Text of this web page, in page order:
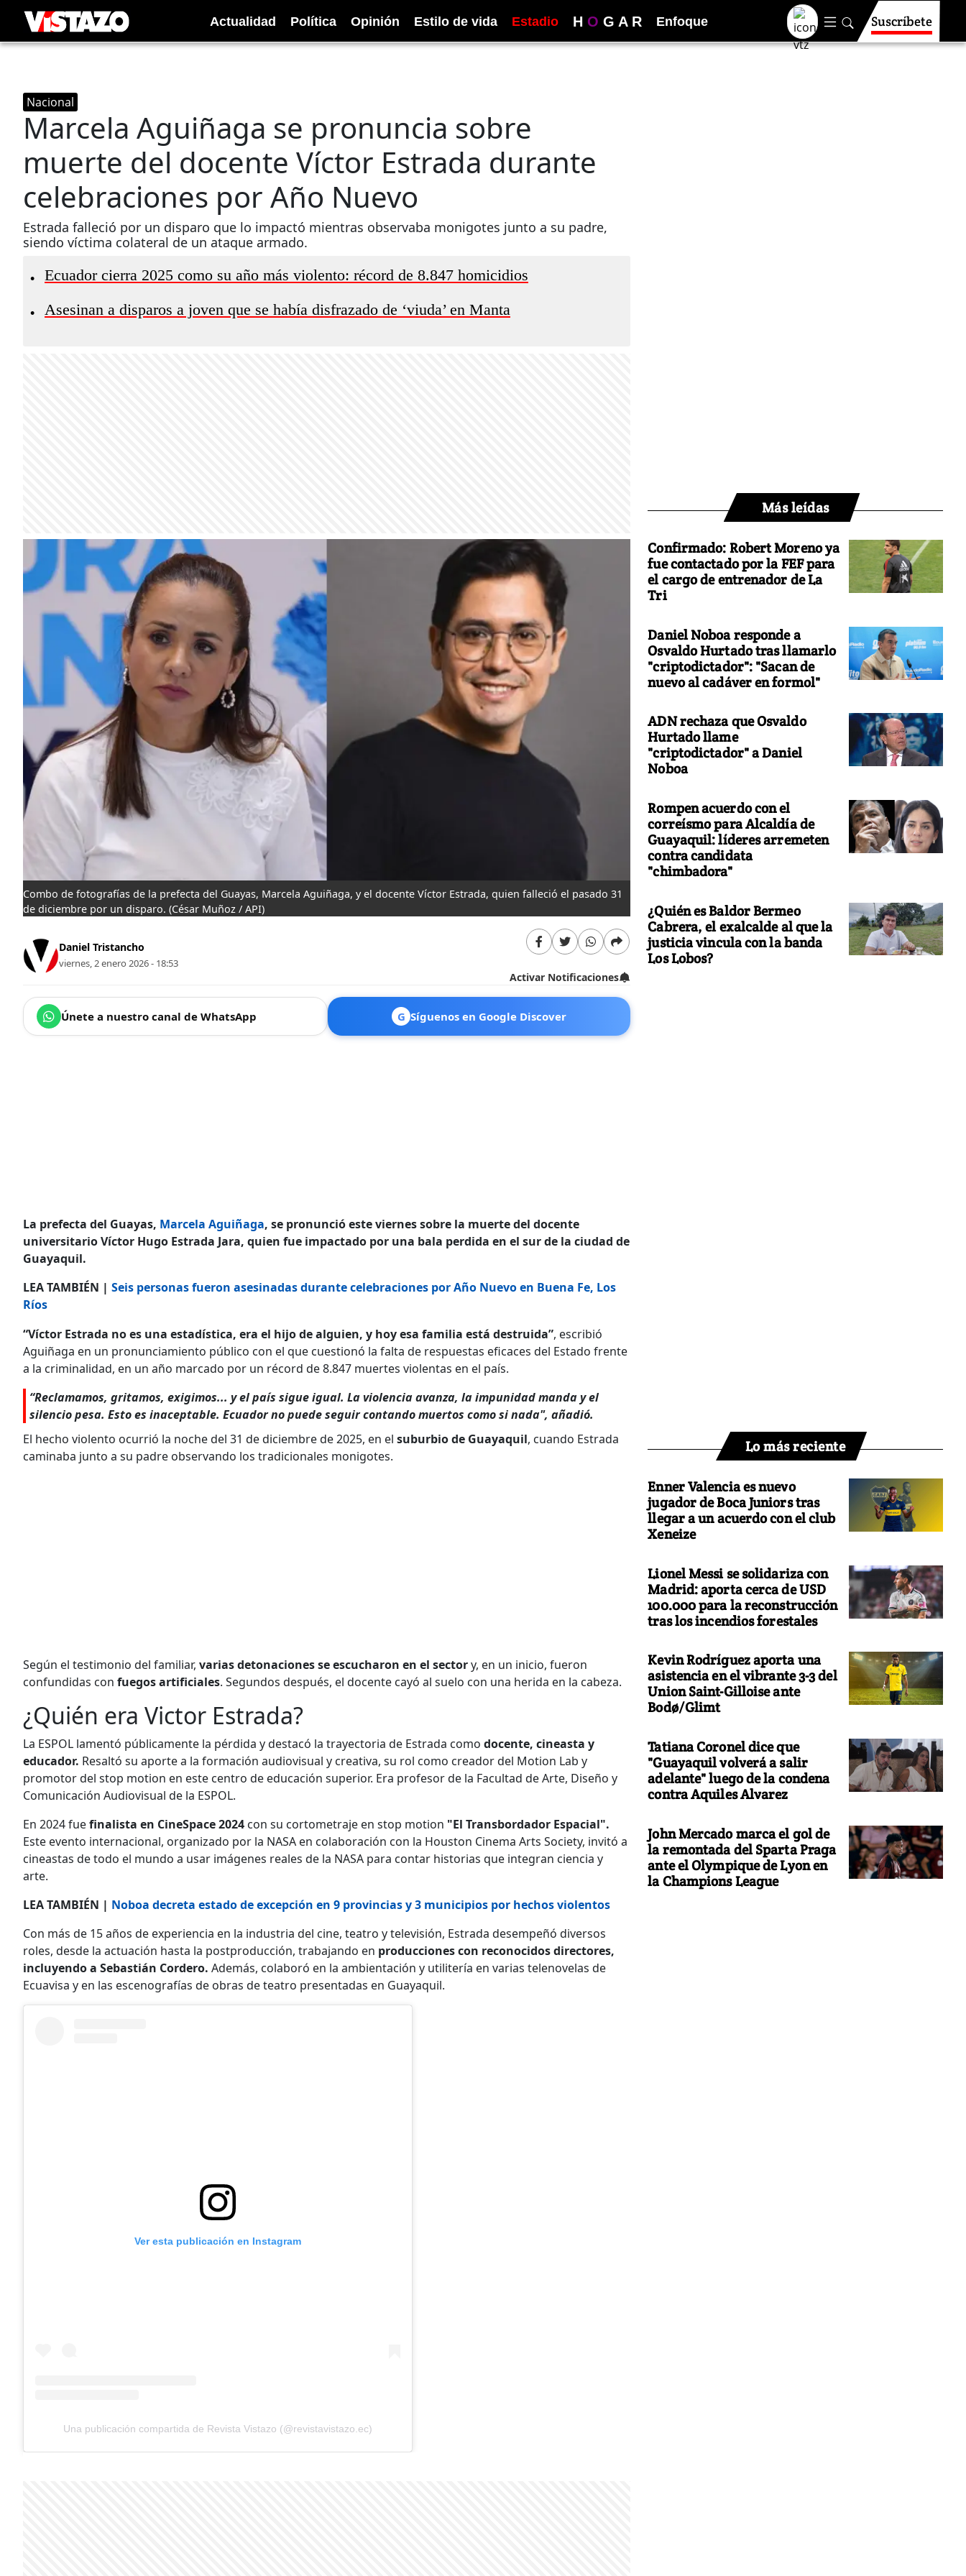
Actualidad Política Opinión Estilo de vida Estadio H O G A R Enfoque Suscríbete
Nacional
Marcela Aguiñaga se pronuncia sobre
muerte del docente Víctor Estrada durante
celebraciones por Año Nuevo
Estrada falleció por un disparo que lo impactó mientras observaba monigotes junto a su padre,
siendo víctima colateral de un ataque armado.
• Ecuador cierra 2025 como su año más violento: récord de 8.847 homicidios
• Asesinan a disparos a joven que se había disfrazado de ‘viuda’ en Manta
Combo de fotografías de la prefecta del Guayas, Marcela Aguiñaga, y el docente Víctor Estrada, quien falleció el pasado 31
de diciembre por un disparo. (César Muñoz / API)
Daniel Tristancho
viernes, 2 enero 2026 - 18:53
Activar Notificaciones
Únete a nuestro canal de WhatsApp G Síguenos en Google Discover
La prefecta del Guayas, Marcela Aguiñaga, se pronunció este viernes sobre la muerte del docente
universitario Víctor Hugo Estrada Jara, quien fue impactado por una bala perdida en el sur de la ciudad de
Guayaquil.
LEA TAMBIÉN | Seis personas fueron asesinadas durante celebraciones por Año Nuevo en Buena Fe, Los
Ríos
“Víctor Estrada no es una estadística, era el hijo de alguien, y hoy esa familia está destruida”, escribió
Aguiñaga en un pronunciamiento público con el que cuestionó la falta de respuestas eficaces del Estado frente
a la criminalidad, en un año marcado por un récord de 8.847 muertes violentas en el país.
“Reclamamos, gritamos, exigimos... y el país sigue igual. La violencia avanza, la impunidad manda y el
silencio pesa. Esto es inaceptable. Ecuador no puede seguir contando muertos como si nada", añadió.
El hecho violento ocurrió la noche del 31 de diciembre de 2025, en el suburbio de Guayaquil, cuando Estrada
caminaba junto a su padre observando los tradicionales monigotes.
Según el testimonio del familiar, varias detonaciones se escucharon en el sectory, en un inicio, fueron
confundidas con fuegos artificiales. Segundos después, el docente cayó al suelo con una herida en la cabeza.
¿Quién era Victor Estrada?
La ESPOL lamentó públicamente la pérdida y destacó la trayectoria de Estrada como docente, cineasta y
educador. Resaltó su aporte a la formación audiovisual y creativa, su rol como creador del Motion Lab y
promotor del stop motion en este centro de educación superior. Era profesor de la Facultad de Arte, Diseño y
Comunicación Audiovisual de la ESPOL.
En 2024 fuefinalista en CineSpace 2024 con su cortometraje en stop motion "El Transbordador Espacial".
Este evento internacional, organizado por la NASA en colaboración con la Houston Cinema Arts Society, invitó a
cineastas de todo el mundo a usar imágenes reales de la NASA para contar historias que integran ciencia y
arte.
LEA TAMBIÉN | Noboa decreta estado de excepción en 9 provincias y 3 municipios por hechos violentos
Con más de 15 años de experiencia en la industria del cine, teatro y televisión, Estrada desempeñó diversos
roles, desde la actuación hasta la postproducción, trabajando en producciones con reconocidos directores,
incluyendo a Sebastián Cordero. Además, colaboró en la ambientación y utilitería en varias telenovelas de
Ecuavisa y en las escenografías de obras de teatro presentadas en Guayaquil.
Ver esta publicación en Instagram
Una publicación compartida de Revista Vistazo (@revistavistazo.ec)
Más leídas
Confirmado: Robert Moreno ya
fue contactado por la FEF para
el cargo de entrenador de La
Tri
Daniel Noboa responde a
Osvaldo Hurtado tras llamarlo
"criptodictador": "Sacan de
nuevo al cadáver en formol"
ADN rechaza que Osvaldo
Hurtado llame
"criptodictador" a Daniel
Noboa
Rompen acuerdo con el
correísmo para Alcaldía de
Guayaquil: líderes arremeten
contra candidata
"chimbadora"
¿Quién es Baldor Bermeo
Cabrera, el exalcalde al que la
justicia vincula con la banda
Los Lobos?
Lo más reciente
Enner Valencia es nuevo
jugador de Boca Juniors tras
llegar a un acuerdo con el club
Xeneize
Lionel Messi se solidariza con
Madrid: aporta cerca de USD
100.000 para la reconstrucción
tras los incendios forestales
Kevin Rodríguez aporta una
asistencia en el vibrante 3-3 del
Union Saint-Gilloise ante
Bodø/Glimt
Tatiana Coronel dice que
"Guayaquil volverá a salir
adelante" luego de la condena
contra Aquiles Alvarez
John Mercado marca el gol de
la remontada del Sparta Praga
ante el Olympique de Lyon en
la Champions League